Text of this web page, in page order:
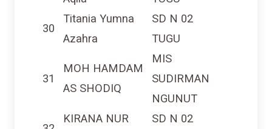
30
Titania Yumna
Azahra
SD N 02
TUGU
31
MOH HAMDAM
AS SHODIQ
MIS
SUDIRMAN
NGUNUT
32
KIRANA NUR
SD N 02